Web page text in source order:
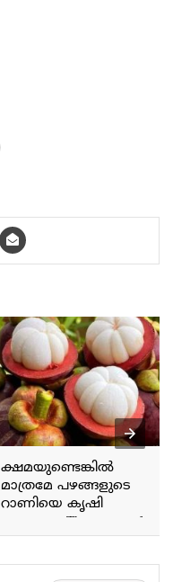
ക്ഷമയുണ്ടെങ്കിൽ
മാത്രമേ പഴങ്ങളുടെ
റാണിയെ കൃഷി
ചെയ്യാവൂ The queen of
fruits can only be